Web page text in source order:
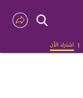
| اشترك الآن